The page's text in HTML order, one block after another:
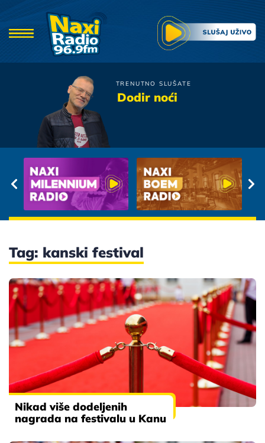
TRENUTNO SLUŠATE
Dodir noći
Tag: kanski festival
Nikad više dodeljenih
nagrada na festivalu u Kanu